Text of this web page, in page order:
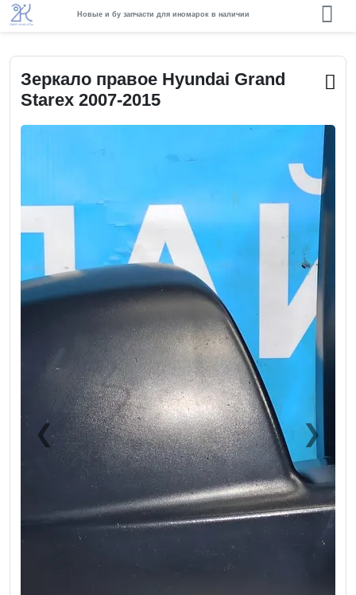
Новые и бу запчасти для иномарок в наличии
Зеркало правое Hyundai Grand
Starex 2007-2015
❮
Previous ❯Next